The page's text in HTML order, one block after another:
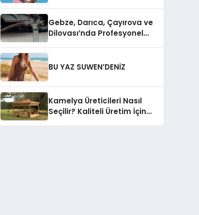
Gebze, Darıca, Çayırova ve
Dilovası’nda Profesyonel
BU YAZ SUWEN’DENİZ
Kamelya Üreticileri Nasıl
Seçilir? Kaliteli Üretim İçin